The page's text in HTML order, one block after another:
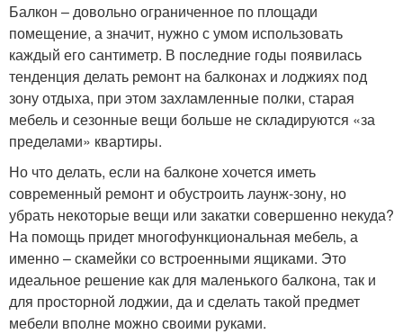
Балкон – довольно ограниченное по площади
помещение, а значит, нужно с умом использовать
каждый его сантиметр. В последние годы появилась
тенденция делать ремонт на балконах и лоджиях под
зону отдыха, при этом захламленные полки, старая
мебель и сезонные вещи больше не складируются «за
пределами» квартиры.
Но что делать, если на балконе хочется иметь
современный ремонт и обустроить лаунж-зону, но
убрать некоторые вещи или закатки совершенно некуда?
На помощь придет многофункциональная мебель, а
именно – скамейки со встроенными ящиками. Это
идеальное решение как для маленького балкона, так и
для просторной лоджии, да и сделать такой предмет
мебели вполне можно своими руками.